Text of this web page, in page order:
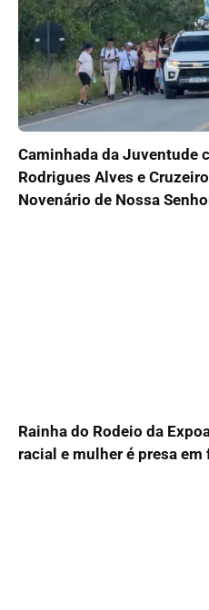
Caminhada da Juventude
Rodrigues Alves e
Novenário de Nossa
Rainha do Rodeio da
racial e mulher é presa